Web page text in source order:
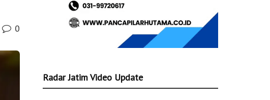
0
Radar Jatim Video Update